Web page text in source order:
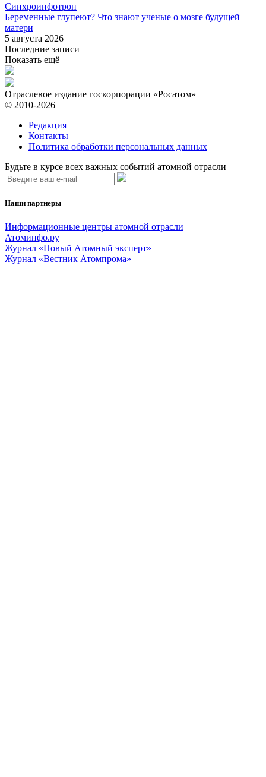
Синхроинфотрон
Беременные глупеют? Что знают ученые о мозге будущей
матери
5 августа 2026
Последние записи
Показать ещё
Отраслевое издание госкорпорации «Росатом»
© 2010-2026
Редакция
Контакты
Политика обработки персональных данных
Будьте в курсе всех важных событий атомной отрасли
Наши партнеры
Информационные центры атомной отрасли
Атоминфо.ру
Журнал «Новый Атомный эксперт»
Журнал «Вестник Атомпрома»